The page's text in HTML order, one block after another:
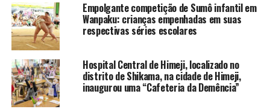
Empolgante competição de Sumô infantil em
Wanpaku: crianças empenhadas em suas
respectivas séries escolares
Hospital Central de Himeji, localizado no
distrito de Shikama, na cidade de Himeji,
inaugurou uma “Cafeteria da Demência”